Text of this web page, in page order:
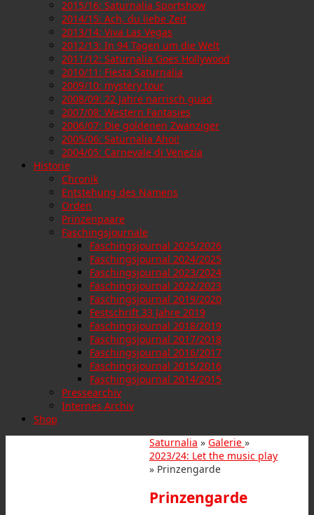
2015/16: Saturnalia Sportshow
2014/15: Ach, du liebe Zeit
2013/14: Viva Las Vegas
2012/13: In 94 Tagen um die Welt
2011/12: Saturnalia Goes Hollywood
2010/11: Fiesta Saturnalia
2009/10: mystery tour
2008/09: 22 Jahre narrisch guad
2007/08: Western Fantasies
2006/07: Die goldenen Zwanziger
2005/06: Saturnalia Ahoi!
2004/05: Carnevale di Venezia
Historie
Chronik
Entstehung des Namens
Orden
Prinzenpaare
Faschingsjournale
Faschingsjournal 2025/2026
Faschingsjournal 2024/2025
Faschingsjournal 2023/2024
Faschingsjournal 2022/2023
Faschingsjournal 2019/2020
Festschrift 33 Jahre 2019
Faschingsjournal 2018/2019
Faschingsjournal 2017/2018
Faschingsjournal 2016/2017
Faschingsjournal 2015/2016
Faschingsjournal 2014/2015
Pressearchiv
Internes Archiv
Shop
Saturnalia » Galerie »
2023/24: Let the music play
» Prinzengarde
Prinzengarde